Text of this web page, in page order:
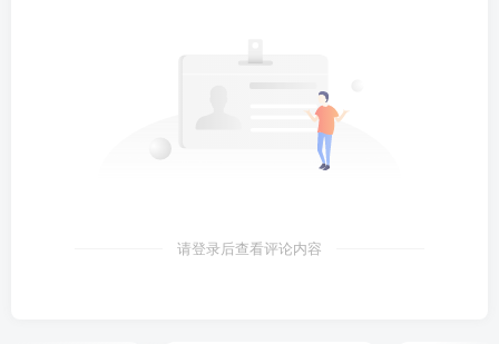
请登录后查看评论内容